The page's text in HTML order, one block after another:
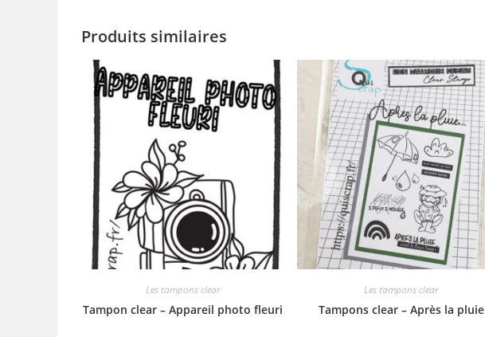
Produits similaires
Les tampons clear
Tampon clear – Appareil photo fleuri
Les tampons clear
Tampons clear – Après la pluie